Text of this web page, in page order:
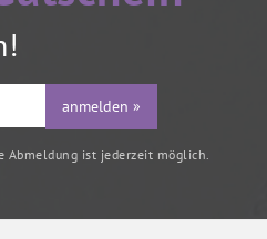
anmelden »
Abmeldung ist jederzeit möglich.